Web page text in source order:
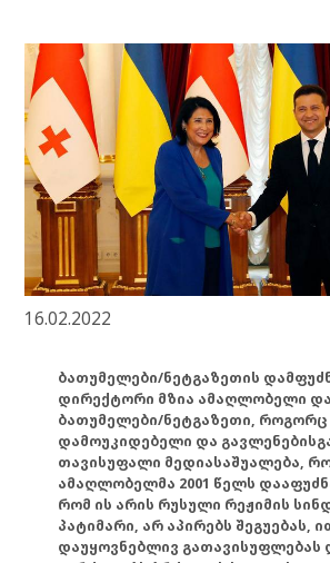
16.02.2022
ბათუმელები/ნეტგაზეთის
დირექტორი მზია ამაღლობელი
ბათუმელები/ნეტგაზეთი, როგორც
დამოუკიდებელი და
თავისუფალი მედიასაშუალება,
ამაღლობელმა 2001 წელს
რომ ის არის რუსული რეჟიმის
პატიმარი, არ აპირებს შეგუებას,
დაუყოვნებლივ გათავისუფლებას